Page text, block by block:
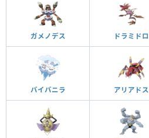
ガメノデス ドラミドロ
バイバニラ アリアドス